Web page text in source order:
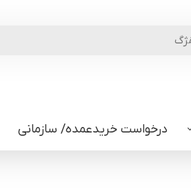
درخواست خریدعمده/ سازمانی